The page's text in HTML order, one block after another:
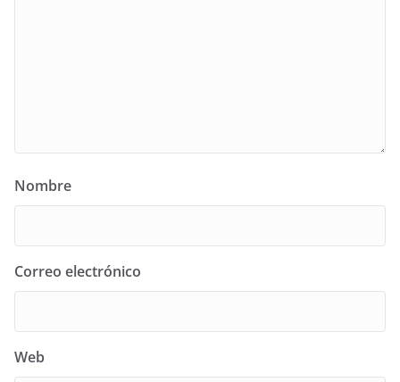
Nombre
Correo electrónico
Web